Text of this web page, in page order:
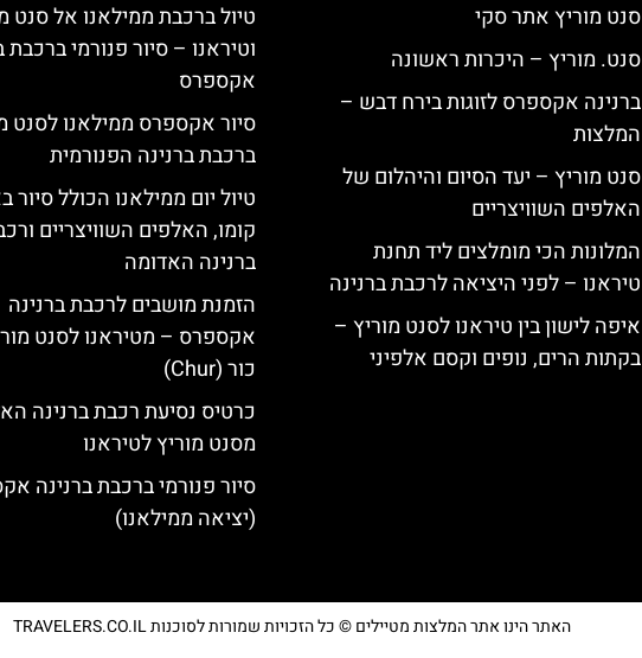
סנט מוריץ אתר סקי
סנט. מוריץ – היכרות ראשונה
ברנינה אקספרס לזוגות בירח דבש –
המלצות
סנט מוריץ – יעד הסיום והיהלום של
האלפים השוויצריים
המלונות הכי מומלצים ליד תחנת
טיראנו – לפני היציאה לרכבת ברנינה
איפה לישון בין טיראנו לסנט מוריץ –
בקתות הרים, נופים וקסם אלפיני
טיול ברכבת ממילאנו אל סנט
וטיראנו – סיור פנורמי ברכבת
אקספרס
סיור אקספרס ממילאנו לסנט
ברכבת ברנינה הפנורמית
טיול יום ממילאנו הכולל סיור
קומו, האלפים השוויצריים
ברנינה האדומה
הזמנת מושבים לרכבת ברנינה
אקספרס – מטיראנו לסנט
כור (Chur)
כרטיס נסיעת רכבת ברנינה
מסנט מוריץ לטיראנו
סיור פנורמי ברכבת ברנינה
(יציאה ממילאנו)
האתר הינו אתר המלצות מטיילים © כל הזכויות שמורות לסוכנות TRAVELERS.CO.IL